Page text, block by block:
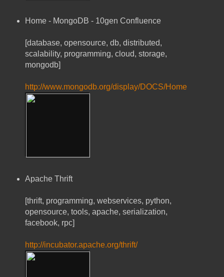
Home - MongoDB - 10gen Confluence
[database, opensource, db, distributed,
scalability, programming, cloud, storage,
mongodb]
http://www.mongodb.org/display/DOCS/Home
Apache Thrift
[thrift, programming, webservices, python,
opensource, tools, apache, serialization,
facebook, rpc]
http://incubator.apache.org/thrift/